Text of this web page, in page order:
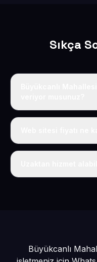
Sıkça
Evet, Büyükcanlı
Tek fiyat: yılda 50
Büyükcanlı